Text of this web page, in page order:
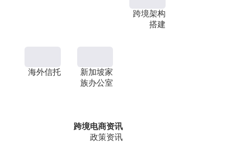
跨境架构
搭建
海外信托
新加坡家
族办公室
跨境电商资讯
政策资讯